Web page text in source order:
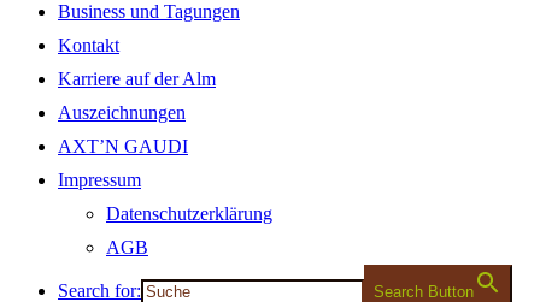
Business und Tagungen
Kontakt
Karriere auf der Alm
Auszeichnungen
AXT’N GAUDI
Impressum
Datenschutzerklärung
AGB
Search for: Search Button